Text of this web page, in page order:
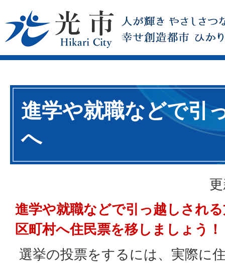
進学や就職などで引
へ
進学や就職などで引っ越しされ
区町村へ住民票を移しましょう！
選挙の投票をするには、実際に